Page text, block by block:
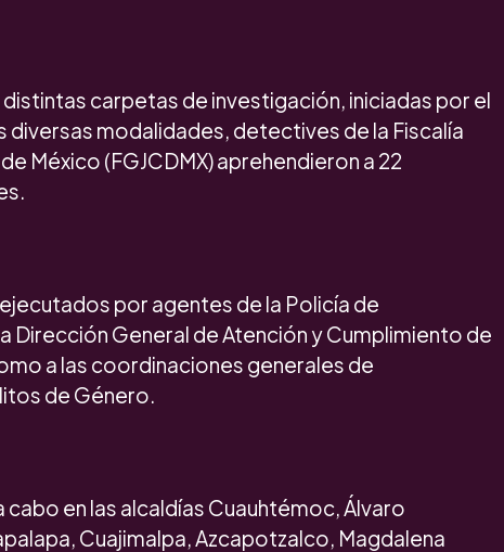
carpetas de investigación, iniciadas por el
diversas modalidades, detectives de la Fiscalía
México (FGJCDMX) aprehendieron a 22
por agentes de la Policía de
Dirección General de Atención y Cumplimiento de
a las coordinaciones generales de
de Género.
cabo en las alcaldías Cuauhtémoc, Álvaro
Cuajimalpa, Azcapotzalco, Magdalena